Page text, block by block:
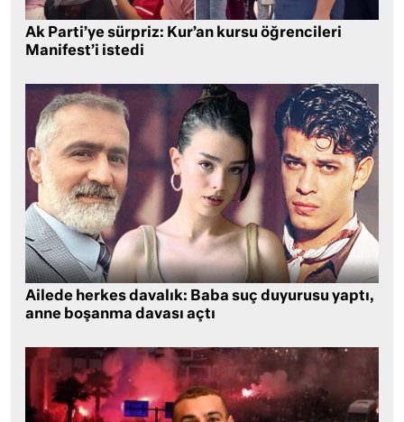
Ak Parti’ye sürpriz: Kur’an kursu öğrencileri
Manifest’i istedi
Ailede herkes davalık: Baba suç duyurusu yaptı,
anne boşanma davası açtı